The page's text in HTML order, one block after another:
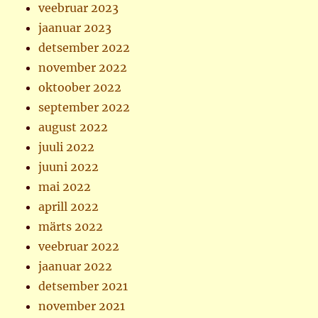
veebruar 2023
jaanuar 2023
detsember 2022
november 2022
oktoober 2022
september 2022
august 2022
juuli 2022
juuni 2022
mai 2022
aprill 2022
märts 2022
veebruar 2022
jaanuar 2022
detsember 2021
november 2021